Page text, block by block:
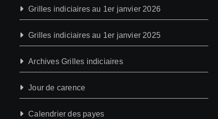
Grilles indiciaires au 1er janvier 2026
Grilles indiciaires au 1er janvier 2025
Archives Grilles indiciaires
Jour de carence
Calendrier des payes